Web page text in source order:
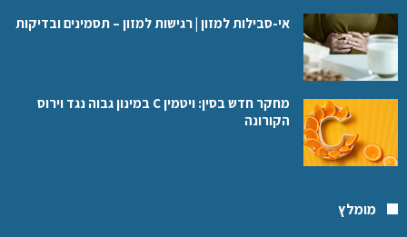
אי-סבילות למזון | רגישות למזון – תסמינים ובדיקות
מחקר חדש בסין: ויטמין C במינון גבוה נגד וירוס
הקורונה
מומלץ